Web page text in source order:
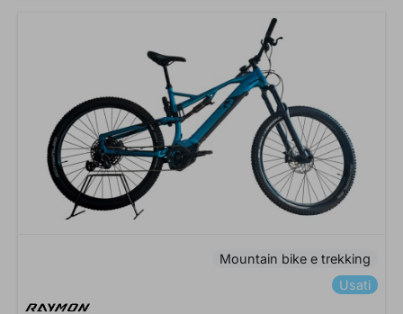
Mountain bike e trekking
Usati